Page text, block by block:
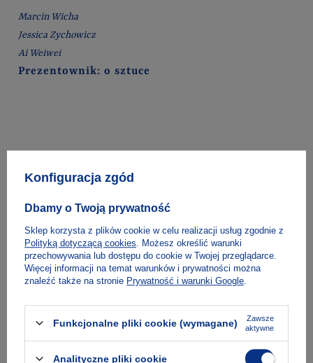
Marcin Wicha
Jessica Zychowicz
Ai Weiwei
Prezentownik: o sztuce
Konfiguracja zgód
Dbamy o Twoją prywatność
Sklep korzysta z plików cookie w celu realizacji usług zgodnie z
Polityką dotyczącą cookies . Możesz określić warunki
przechowywania lub dostępu do cookie w Twojej przeglądarce.
Więcej informacji na temat warunków i prywatności można
znaleźć także na stronie Prywatność i warunki Google
Funkcjonalne pliki cookie (wymagane)
Zawsze
aktywne
Analityczne pliki cookie